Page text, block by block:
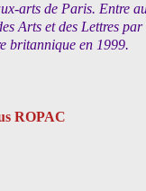
arts de Paris. Entre
Arts et des Lettres
britannique en 1999.
ROPAC